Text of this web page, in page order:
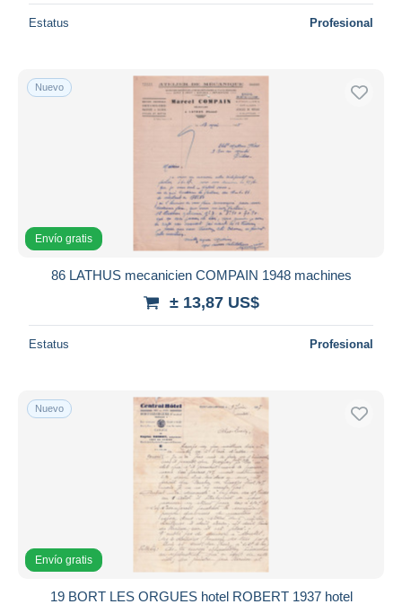
Estatus Profesional
Nuevo
Envío gratis
86 LATHUS mecanicien COMPAIN 1948 machines
± 13,87 US$
Estatus Profesional
Nuevo
Envío gratis
19 BORT LES ORGUES hotel ROBERT 1937 hotel